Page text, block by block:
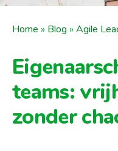
Home » Blog » Agile
teams:
zonder